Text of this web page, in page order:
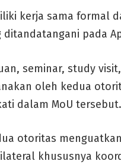
kerja sama formal
pada
seminar, study
oleh kedua
dalam MoU tersebut.
otoritas
khususnya